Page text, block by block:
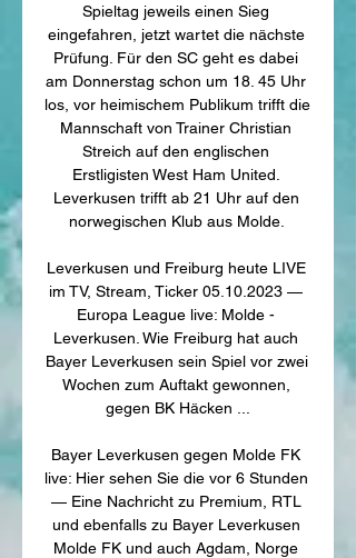
Spieltag jeweils einen Sieg
eingefahren, jetzt wartet die nächste
Prüfung. Für den SC geht es dabei
am Donnerstag schon um 18. 45 Uhr
los, vor heimischem Publikum trifft die
Mannschaft von Trainer Christian
Streich auf den englischen
Erstligisten West Ham United.
Leverkusen trifft ab 21 Uhr auf den
norwegischen Klub aus Molde.
Leverkusen und Freiburg heute LIVE
im TV, Stream, Ticker 05.10.2023 —
Europa League live: Molde -
Leverkusen. Wie Freiburg hat auch
Bayer Leverkusen sein Spiel vor zwei
Wochen zum Auftakt gewonnen,
gegen BK Häcken ...
Bayer Leverkusen gegen Molde FK
live: Hier sehen Sie die vor 6 Stunden
— Eine Nachricht zu Premium, RTL
und ebenfalls zu Bayer Leverkusen
Molde FK und auch Agdam, Norge